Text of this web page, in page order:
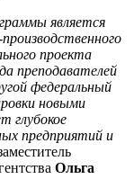
является
проекта
преподавателей
федеральный
новыми
глубокое
предприятий и
Ольга